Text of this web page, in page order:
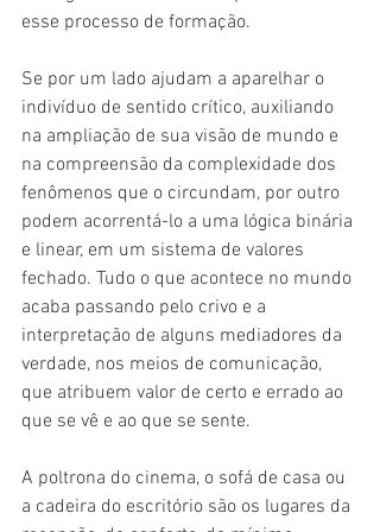
esse processo de formação.
Se por um lado ajudam a aparelhar o
indivíduo de sentido crítico, auxiliando
na ampliação de sua visão de mundo e
na compreensão da complexidade dos
fenômenos que o circundam, por outro
podem acorrentá-lo a uma lógica binária
e linear, em um sistema de valores
fechado. Tudo o que acontece no mundo
acaba passando pelo crivo e a
interpretação de alguns mediadores da
verdade, nos meios de comunicação,
que atribuem valor de certo e errado ao
que se vê e ao que se sente.
A poltrona do cinema, o sofá de casa ou
a cadeira do escritório são os lugares da